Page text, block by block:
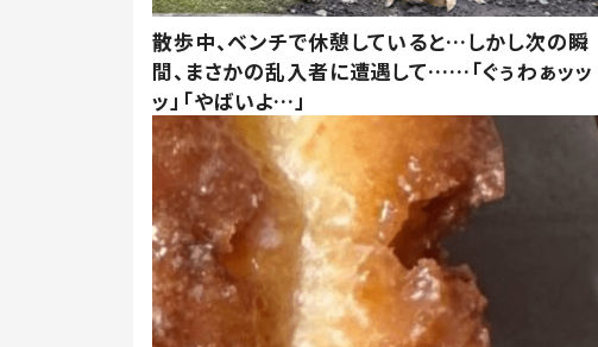
散歩中、ベンチで休憩していると…しかし次の瞬
間、まさかの乱入者に遭遇して……「ぐぅわぁッッ
ッ」「やばいよ…」